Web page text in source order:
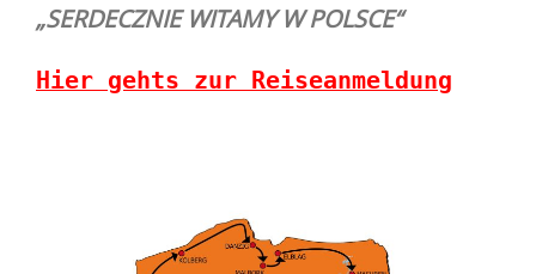
„SERDECZNIE WITAMY W POLSCE“
Hier gehts zur Reiseanmeldung